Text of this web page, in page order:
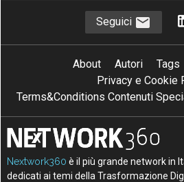
Seguici
About Autori Tags
Privacy e Cookie
Terms&Conditions Contenuti
Nextwork360 è il più grande network in
dedicati ai temi della Trasformazione